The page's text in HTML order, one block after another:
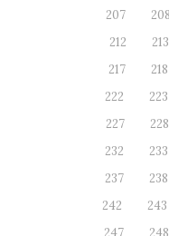
207
208
212
213
217
218
222
223
227
228
232
233
237
238
242
243